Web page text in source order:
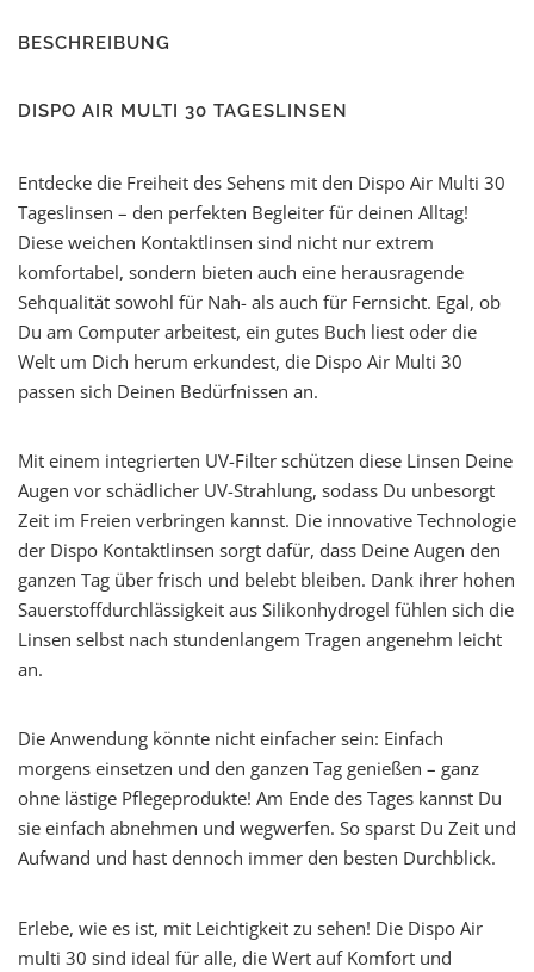
BESCHREIBUNG
DISPO AIR MULTI 30 TAGESLINSEN
Entdecke die Freiheit des Sehens mit den Dispo Air Multi 30
Tageslinsen – den perfekten Begleiter für deinen Alltag!
Diese weichen Kontaktlinsen sind nicht nur extrem
komfortabel, sondern bieten auch eine herausragende
Sehqualität sowohl für Nah- als auch für Fernsicht. Egal, ob
Du am Computer arbeitest, ein gutes Buch liest oder die
Welt um Dich herum erkundest, die Dispo Air Multi 30
passen sich Deinen Bedürfnissen an.
Mit einem integrierten UV-Filter schützen diese Linsen Deine
Augen vor schädlicher UV-Strahlung, sodass Du unbesorgt
Zeit im Freien verbringen kannst. Die innovative Technologie
der Dispo Kontaktlinsen sorgt dafür, dass Deine Augen den
ganzen Tag über frisch und belebt bleiben. Dank ihrer hohen
Sauerstoffdurchlässigkeit aus Silikonhydrogel fühlen sich die
Linsen selbst nach stundenlangem Tragen angenehm leicht
an.
Die Anwendung könnte nicht einfacher sein: Einfach
morgens einsetzen und den ganzen Tag genießen – ganz
ohne lästige Pflegeprodukte! Am Ende des Tages kannst Du
sie einfach abnehmen und wegwerfen. So sparst Du Zeit und
Aufwand und hast dennoch immer den besten Durchblick.
Erlebe, wie es ist, mit Leichtigkeit zu sehen! Die Dispo Air
multi 30 sind ideal für alle, die Wert auf Komfort und